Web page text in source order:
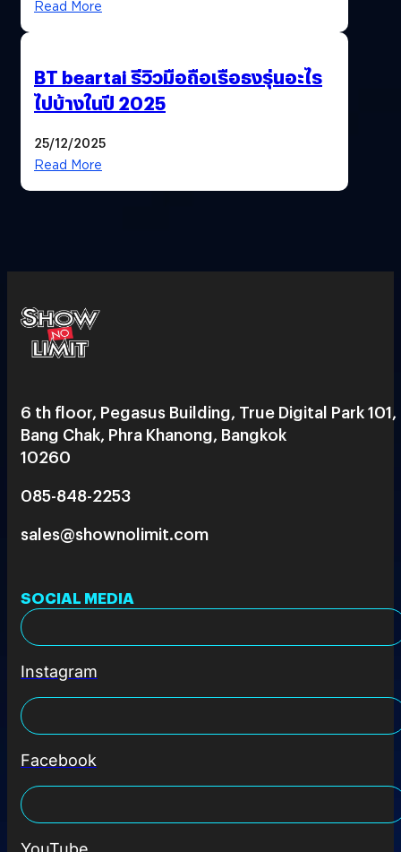
Read More
BT beartai รีวิวมือถือเรือธงรุ่นอะไร
ไปบ้างในปี 2025
25/12/2025
Read More
6 th floor, Pegasus Building, True Digital Park 101,
Bang Chak, Phra Khanong, Bangkok
10260
085-848-2253
sales@shownolimit.com
SOCIAL MEDIA
Instagram
Facebook